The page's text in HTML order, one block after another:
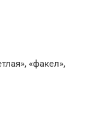
«факел»,